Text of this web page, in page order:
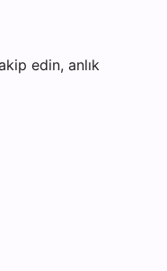
edin, anlık